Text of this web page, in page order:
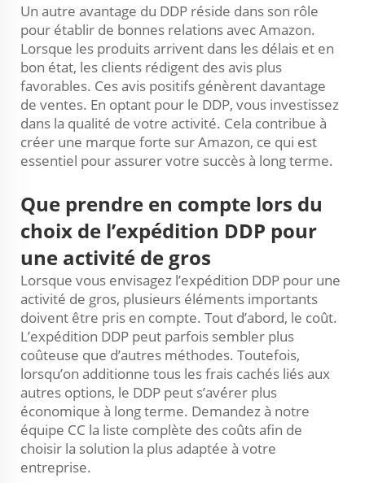
Un autre avantage du DDP réside dans son rôle
pour établir de bonnes relations avec Amazon.
Lorsque les produits arrivent dans les délais et en
bon état, les clients rédigent des avis plus
favorables. Ces avis positifs génèrent davantage
de ventes. En optant pour le DDP, vous investissez
dans la qualité de votre activité. Cela contribue à
créer une marque forte sur Amazon, ce qui est
essentiel pour assurer votre succès à long terme.
Que prendre en compte lors du
choix de l’expédition DDP pour
une activité de gros
Lorsque vous envisagez l’expédition DDP pour une
activité de gros, plusieurs éléments importants
doivent être pris en compte. Tout d’abord, le coût.
L’expédition DDP peut parfois sembler plus
coûteuse que d’autres méthodes. Toutefois,
lorsqu’on additionne tous les frais cachés liés aux
autres options, le DDP peut s’avérer plus
économique à long terme. Demandez à notre
équipe CC la liste complète des coûts afin de
choisir la solution la plus adaptée à votre
entreprise.